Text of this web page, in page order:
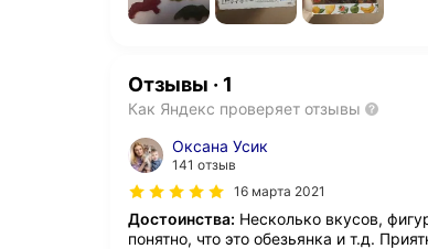
Отзывы · 1
Как Яндекс проверяет отзывы
Оксана Усик
141 отзыв
16 марта 2021
Достоинства: Несколько вкусов,
понятно, что это обезьянка и т.д.